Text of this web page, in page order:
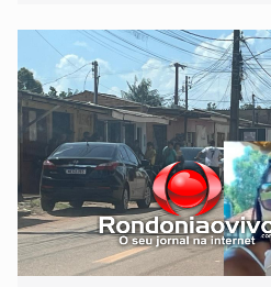
territoriais e sociais